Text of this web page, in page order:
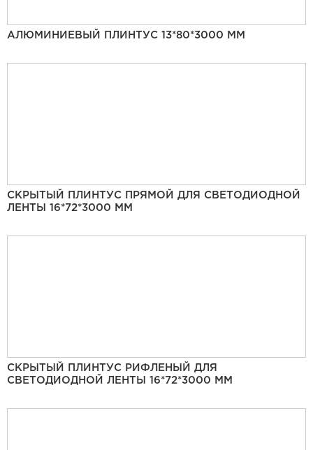
АЛЮМИНИЕВЫЙ ПЛИНТУС 13*80*3000 ММ
СКРЫТЫЙ ПЛИНТУС ПРЯМОЙ ДЛЯ СВЕТОДИОДНОЙ
ЛЕНТЫ 16*72*3000 ММ
СКРЫТЫЙ ПЛИНТУС РИФЛЕНЫЙ ДЛЯ
СВЕТОДИОДНОЙ ЛЕНТЫ 16*72*3000 ММ